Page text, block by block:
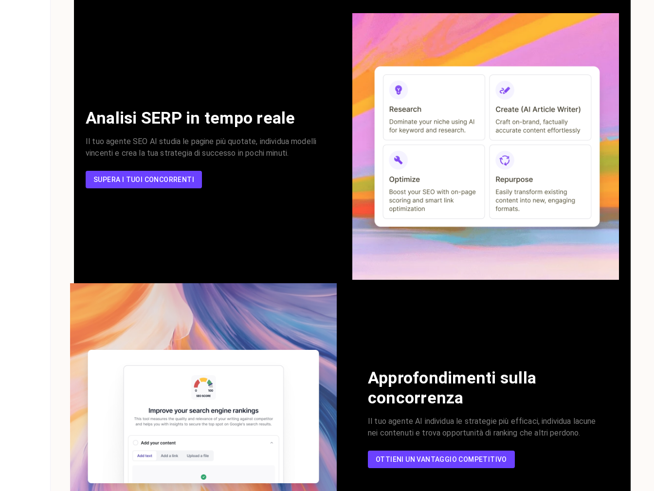
Analisi SERP in tempo reale
Il tuo agente SEO AI studia le pagine più quotate, individua modelli
vincenti e crea la tua strategia di successo in pochi minuti.
SUPERA I TUOI CONCORRENTI
Approfondimenti sulla
concorrenza
Il tuo agente AI individua le strategie più efficaci, individua lacune
nei contenuti e trova opportunità di ranking che altri perdono.
OTTIENI UN VANTAGGIO COMPETITIVO